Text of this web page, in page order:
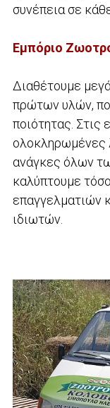
συνέπεια σε
Εμπόριο
Διαθέτουμε
πρώτων υλών,
ποιότητας. Στις
ολοκληρωμένες
ανάγκες όλων
καλύπτουμε
επαγγελματιών
ιδιωτών.